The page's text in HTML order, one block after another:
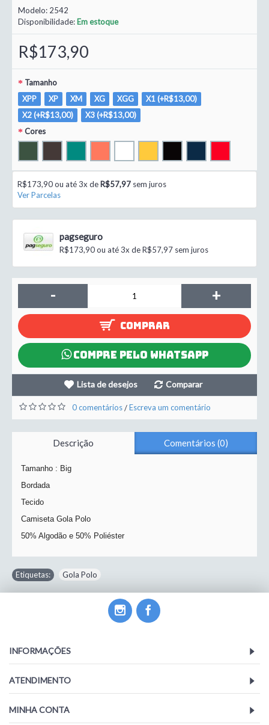
Modelo: 2542
Disponibilidade: Em estoque
R$173,90
Tamanho
XPP
XP XM XG XGG
X1 (+R$13,00)
X2 (+R$13,00)
X3 (+R$13,00)
Cores
R$173,90 ou até 3x de R$57,97 sem juros
Ver Parcelas
pagseguro
R$173,90 ou até 3x de R$57,97 sem juros
- +
COMPRAR
COMPRE PELO WHATSAPP
Lista de desejos Comparar
0 comentários/Escreva um comentário
Descrição Comentários (0)
Tamanho : Big
Bordada
Tecido
Camiseta Gola Polo
50% Algodão e 50% Poliéster
Etiquetas: Gola Polo
INFORMAÇÕES
ATENDIMENTO
MINHA CONTA